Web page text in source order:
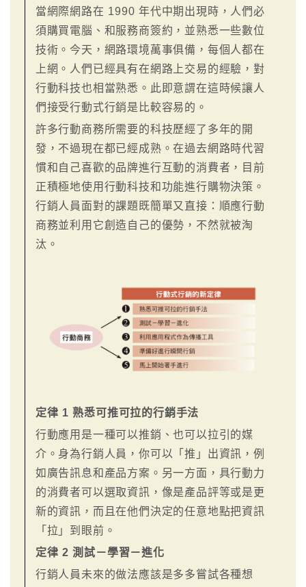
當網際網路在 1990 年代中期出現時，人們必
須購買電腦、和服務商簽約，並熟悉一些數位
技術。今天，網路環境萬事俱備，每個人都在
上網。人們已經具有在網路上交易的經驗，對
行動科技也相當熟悉。此即意謂在這時候讓人
們接受行動式行銷是比較容易的。
許多行動商務所需要的科技歷經了多年的開
發，不過現在都已經成熟。在過去網路時代習
慣和自己喜歡的品牌進行互動的消費者，目前
正積極地使用行動科技和功能進行購物決策。
行銷人員面對的課題既簡單又直接：順應行動
商務並利用它創造自己的優勢，不然就被淘
汰。
定律 1 熟悉可推可拉的行銷手法
行動應用是一種可以推銷、也可以拉引的媒
介。身為行銷人員，你可以「推」出資訊，例
如廣告訊息和產品方案。另一方面，具行動力
的消費者可以選取資訊，像是產品評等或是更
新的資訊，而且在他們決定的任意地點把資訊
「拉」到眼前。
定律 2 測試－學習－進化
行銷人員未來的做法應該是多多嘗試各種想